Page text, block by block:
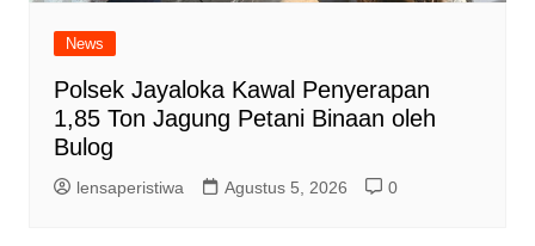
News
Polsek Jayaloka Kawal Penyerapan
1,85 Ton Jagung Petani Binaan oleh
Bulog
lensaperistiwa Agustus 5, 2026 0